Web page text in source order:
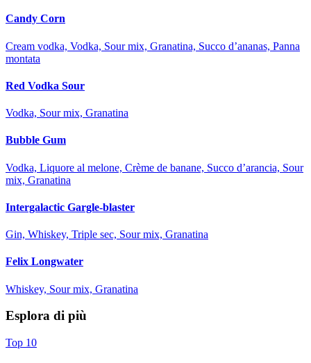
Candy Corn
Cream vodka, Vodka, Sour mix, Granatina, Succo d’ananas, Panna
montata
Red Vodka Sour
Vodka, Sour mix, Granatina
Bubble Gum
Vodka, Liquore al melone, Crème de banane, Succo d’arancia, Sour
mix, Granatina
Intergalactic Gargle-blaster
Gin, Whiskey, Triple sec, Sour mix, Granatina
Felix Longwater
Whiskey, Sour mix, Granatina
Esplora di più
Top 10